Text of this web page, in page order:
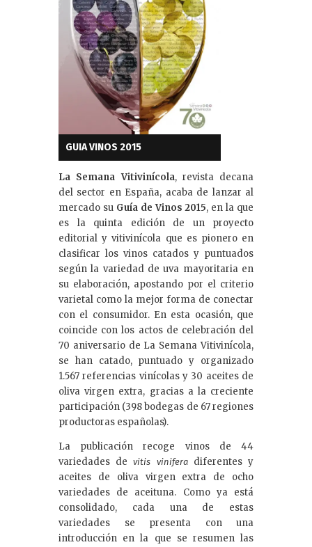
GUIA VINOS 2015
La Semana Vitivinícola, revista decana
del sector en España, acaba de lanzar al
mercado su Guía de Vinos 2015, en la que
es la quinta edición de un proyecto
editorial y vitivinícola que es pionero en
clasificar los vinos catados y puntuados
según la variedad de uva mayoritaria en
su elaboración, apostando por el criterio
varietal como la mejor forma de conectar
con el consumidor. En esta ocasión, que
coincide con los actos de celebración del
70 aniversario de La Semana Vitivinícola,
se han catado, puntuado y organizado
1.567 referencias vinícolas y 30 aceites de
oliva virgen extra, gracias a la creciente
participación (398 bodegas de 67 regiones
productoras españolas).
La publicación recoge vinos de 44
variedades devitis viniferadiferentes y
aceites de oliva virgen extra de ocho
variedades de aceituna. Como ya está
consolidado, cada una de estas
variedades se presenta con una
introducción en la que se resumen las